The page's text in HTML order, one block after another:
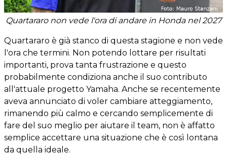
Quartararo non vede l'ora di andare in Honda nel 2027
Quartararo è già stanco di questa stagione e non vede
l'ora che termini. Non potendo lottare per risultati
importanti, prova tanta frustrazione e questo
probabilmente condiziona anche il suo contributo
all'attuale progetto Yamaha. Anche se recentemente
aveva annunciato di voler cambiare atteggiamento,
rimanendo più calmo e cercando semplicemente di
fare del suo meglio per aiutare il team, non è affatto
semplice accettare una situazione che è così lontana
da quella ideale.